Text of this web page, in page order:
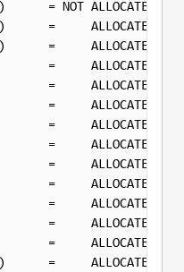
= NOT
=
=
=     ALLOCATED
=
=     ALLOCATED
=
=     ALLOCATED
=
=     ALLOCATED
=
=     ALLOCATED
=
=